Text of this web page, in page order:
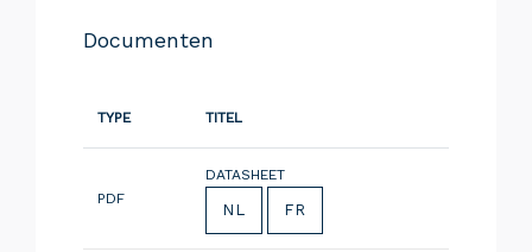
Documenten
TYPE TITEL
PDF
DATASHEET
NL FR